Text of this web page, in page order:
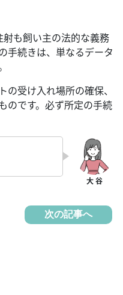
も飼い主の法的な義務
手続きは、単なるデータ
受け入れ場所の確保、
のです。必ず所定の手続
次の記事へ